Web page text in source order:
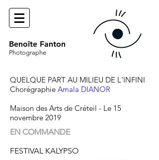
Benoîte Fanton
Photographe
QUELQUE PART AU MILIEU DE L'INFINI
Chorégraphie Amala DIANOR
Maison des Arts de Créteil - Le 15
novembre 2019
EN COMMANDE
FESTIVAL KALYPSO